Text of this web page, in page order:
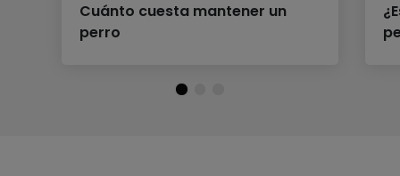
Cuánto cuesta mantener un
perro